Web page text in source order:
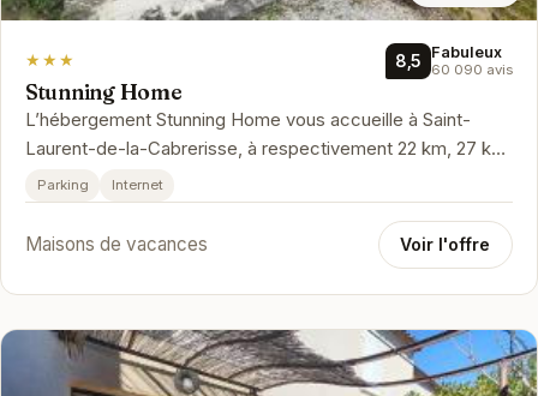
★★★ 8,5 Fabuleux
60 090 avis
Stunning Home
L’hébergement Stunning Home vous accueille à Saint-
Laurent-de-la-Cabrerisse, à respectivement 22 km, 27 km
et 28 km de ces lieux d…
Parking Internet
Maisons de vacances Voir l'offre